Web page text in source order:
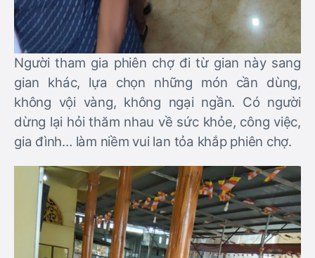
Người tham gia phiên chợ đi từ gian này sang
gian khác, lựa chọn những món cần dùng,
không vội vàng, không ngại ngần. Có người
dừng lại hỏi thăm nhau về sức khỏe, công việc,
gia đình… làm niềm vui lan tỏa khắp phiên chợ.